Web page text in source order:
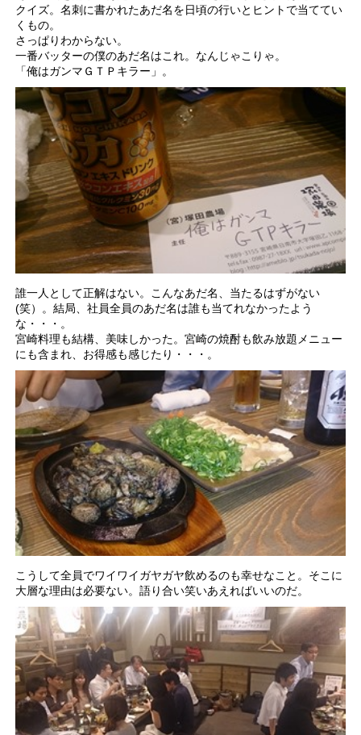
クイズ。名刺に書かれたあだ名を日頃の行いとヒントで当ててい
くもの。
さっぱりわからない。
一番バッターの僕のあだ名はこれ。なんじゃこりゃ。
「俺はガンマＧＴＰキラー」。
誰一人として正解はない。こんなあだ名、当たるはずがない
(笑）。結局、社員全員のあだ名は誰も当てれなかったよう
な・・・。
宮崎料理も結構、美味しかった。宮崎の焼酎も飲み放題メニュー
にも含まれ、お得感も感じたり・・・。
こうして全員でワイワイガヤガヤ飲めるのも幸せなこと。そこに
大層な理由は必要ない。語り合い笑いあえればいいのだ。